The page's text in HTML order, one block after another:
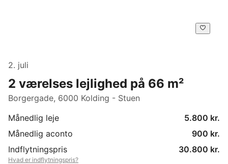
2. juli
2 værelses lejlighed på 66 m²
Borgergade, 6000 Kolding - Stuen
Månedlig leje
5.800 kr.
Månedlig aconto
900 kr.
Indflytningspris
30.800 kr.
Hvad er indflytningspris?